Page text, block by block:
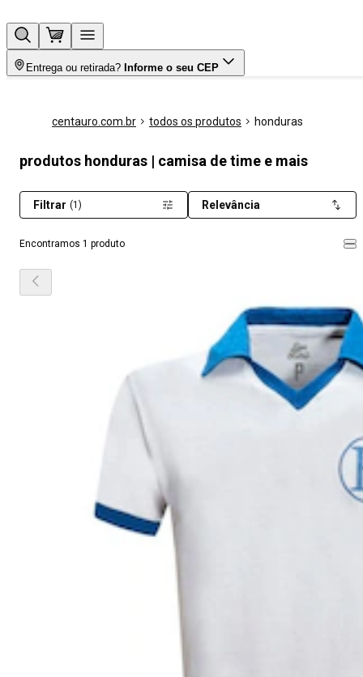
Entrega ou retirada? Informe o seu CEP
centauro.com.br todos os produtos honduras
produtos honduras | camisa de time e mais
Encontramos 1 produto
Filtrar (1) Relevância